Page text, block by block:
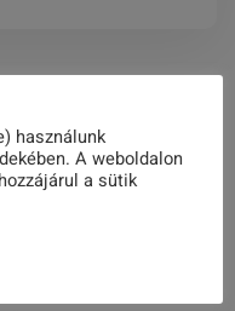
használunk
A weboldalon
a sütik